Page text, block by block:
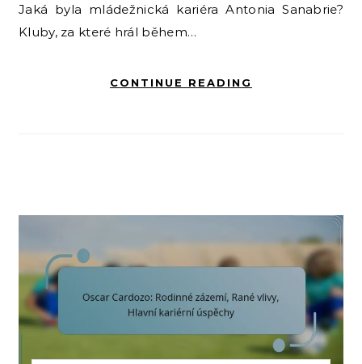
Jaká byla mládežnická kariéra Antonia Sanabrie?
Kluby, za které hrál během…
CONTINUE READING